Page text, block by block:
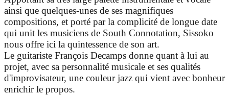
ainsi que quelques-unes de ses magnifiques
compositions, et porté par la complicité de longue date
qui unit les musiciens de South Connotation, Sissoko
nous offre ici la quintessence de son art.
Le guitariste François Decamps donne quant à lui au
projet, avec sa personnalité musicale et ses qualités
d'improvisateur, une couleur jazz qui vient avec bonheur
enrichir le propos.